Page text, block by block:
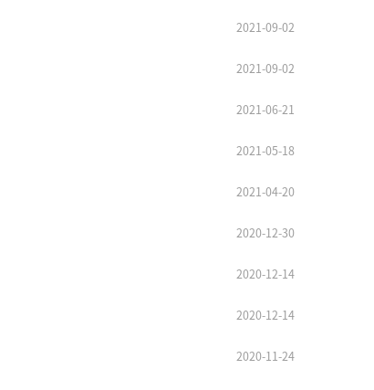
2021-09-02
2021-09-02
2021-06-21
2021-05-18
2021-04-20
2020-12-30
2020-12-14
2020-12-14
2020-11-24